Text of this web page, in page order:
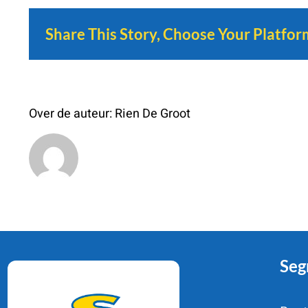
Share This Story, Choose Your
Over de auteur:Rien De Groot